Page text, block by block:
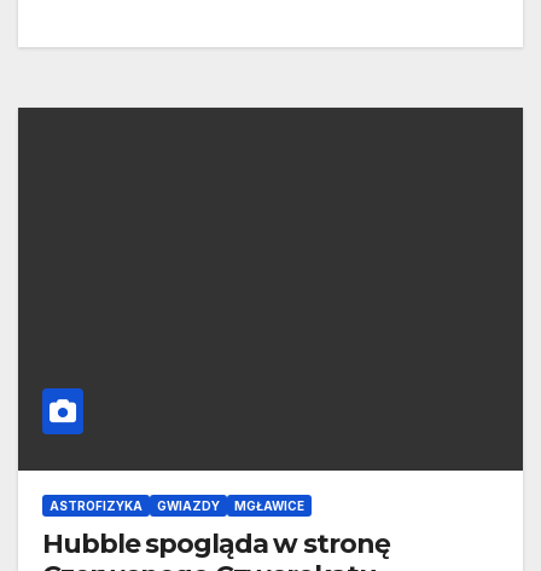
ASTROFIZYKA GWIAZDY MGŁAWICE
Hubble spogląda w stronę